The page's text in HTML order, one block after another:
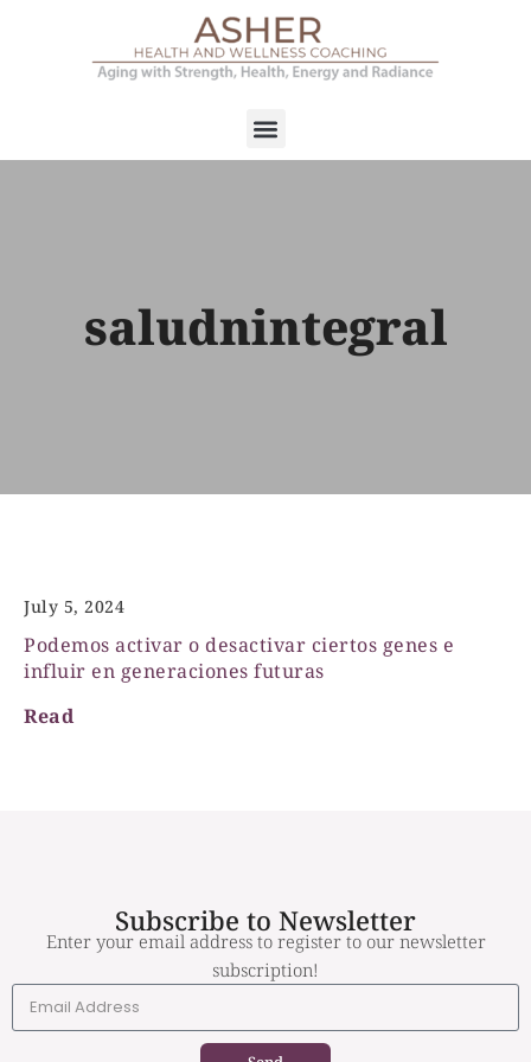
saludnintegral
July 5, 2024
Podemos activar o desactivar ciertos genes e
influir en generaciones futuras
Read
Subscribe to Newsletter
Enter your email address to register to our newsletter
subscription!